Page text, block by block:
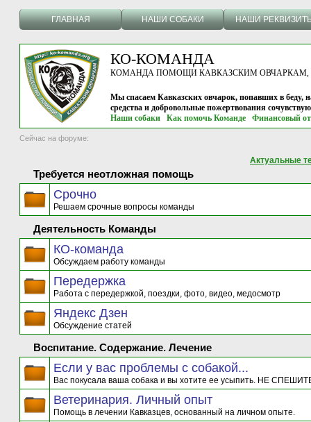
ГЛАВНАЯ НАШИ СОБАКИ НАШИ
КО-КОМАНДА
КОМАНДА ПОМОЩИ КАВКАЗСКИМ ОВЧАРКАМ, г.
Мы спасаем Кавказских овчарок, попавших в беду,
средства и добровольные пожертвования
Наши собаки
Как помочь Команде Финансовый
Сейчас на форуме:
Актуальные
Требуется неотложная помощь
Срочно
Решаем срочные вопросы команды
Деятельность Команды
КО-команда
Обсуждаем работу команды
Передержка
Работа с передержкой, поездки, фото, видео, медосмотр
Яндекс Дзен
Обсуждение статей
Воспитание. Содержание. Лечение
Если у вас проблемы с собакой...
Вас покусала ваша собака и вы хотите ее усыпить. НЕ
Ветеринария. Личный опыт
Помощь в лечении Кавказцев, основанный на личном опыте.